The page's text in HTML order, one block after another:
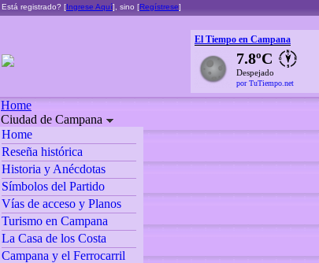
Está registrado? [Ingrese Aquí], sino [Regístrese]
El Tiempo en Campana
7.8ºC
Despejado
por TuTiempo.net
Home
Ciudad de Campana
Home
Reseña histórica
Historia y Anécdotas
Símbolos del Partido
Vías de acceso y Planos
Turismo en Campana
La Casa de los Costa
Campana y el Ferrocarril